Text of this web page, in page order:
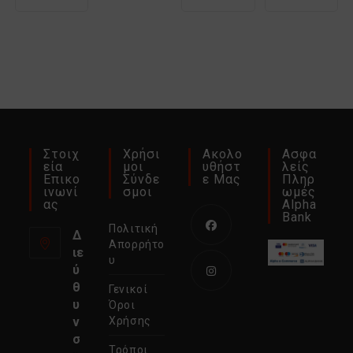
του
Στοιχ
Εία
Επικο
Ινωνί
Ας
Δ
ιε
ύ
θ
υ
ν
σ
Χρήσι
Μοι
Σύνδε
Σμοι
Πολιτική
Απορρήτο
υ
Γενικοί
Όροι
Χρήσης
Τρόποι
Ακολο
Υθήστ
Ε Μας
Ασφα
Λείς
Πληρ
Ωμές
Alpha
Bank